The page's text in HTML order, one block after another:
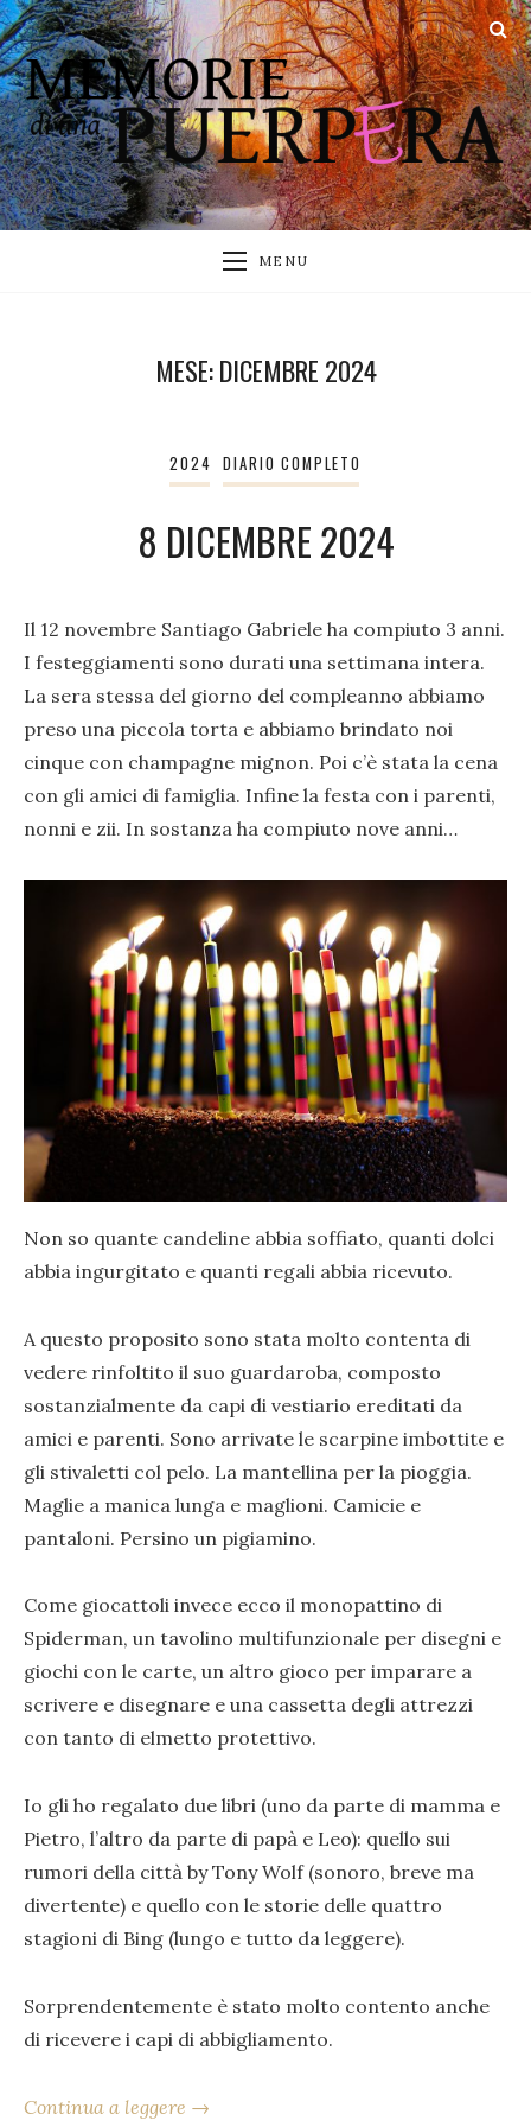
MENU
MESE:DICEMBRE 2024
2024 DIARIO COMPLETO
8 DICEMBRE 2024
Il 12 novembre Santiago Gabriele ha compiuto 3 anni.
I festeggiamenti sono durati una settimana intera.
La sera stessa del giorno del compleanno abbiamo
preso una piccola torta e abbiamo brindato noi
cinque con champagne mignon. Poi c’è stata la cena
con gli amici di famiglia. Infine la festa con i parenti,
nonni e zii. In sostanza ha compiuto nove anni…
Non so quante candeline abbia soffiato, quanti dolci
abbia ingurgitato e quanti regali abbia ricevuto.
A questo proposito sono stata molto contenta di
vedere rinfoltito il suo guardaroba, composto
sostanzialmente da capi di vestiario ereditati da
amici e parenti. Sono arrivate le scarpine imbottite e
gli stivaletti col pelo. La mantellina per la pioggia.
Maglie a manica lunga e maglioni. Camicie e
pantaloni. Persino un pigiamino.
Come giocattoli invece ecco il monopattino di
Spiderman, un tavolino multifunzionale per disegni e
giochi con le carte, un altro gioco per imparare a
scrivere e disegnare e una cassetta degli attrezzi
con tanto di elmetto protettivo.
Io gli ho regalato due libri (uno da parte di mamma e
Pietro, l’altro da parte di papà e Leo): quello sui
rumori della città by Tony Wolf (sonoro, breve ma
divertente) e quello con le storie delle quattro
stagioni di Bing (lungo e tutto da leggere).
Sorprendentemente è stato molto contento anche
di ricevere i capi di abbigliamento.
Continua a leggere →